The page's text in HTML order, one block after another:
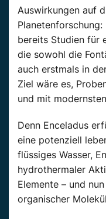
Auswirkungen auf
bereits Studien für
die sowohl die
auch erstmals in
Ziel wäre es,
und mit
Denn Enceladus
eine potenziell
flüssiges Wasser,
hydrothermaler
Elemente – und
organischer